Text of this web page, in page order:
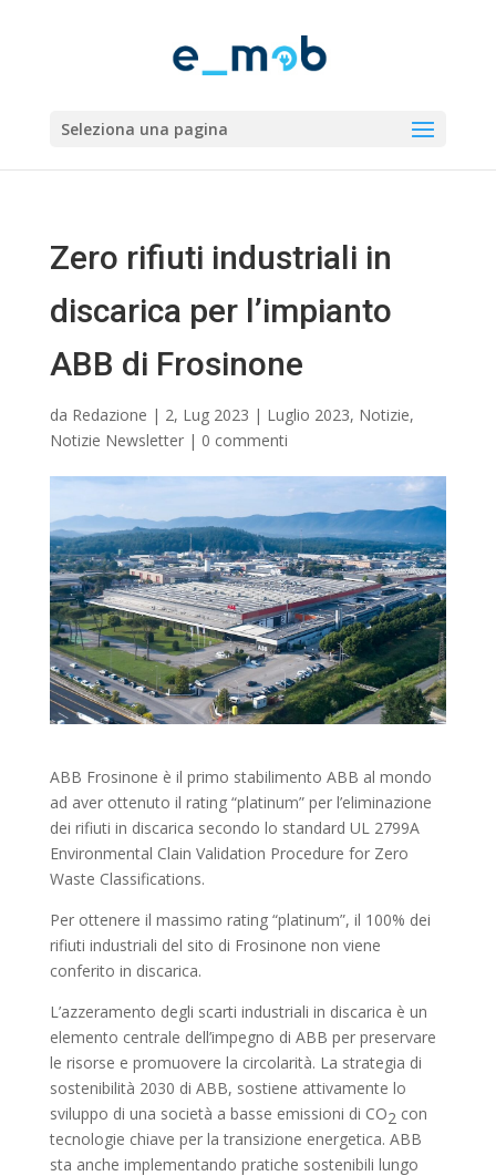
Seleziona una pagina
Zero rifiuti industriali in
discarica per l’impianto
ABB di Frosinone
da Redazione | 2, Lug 2023 | Luglio 2023, Notizie,
Notizie Newsletter| 0 commenti
ABB Frosinone è il primo stabilimento ABB al mondo
ad aver ottenuto il rating “platinum” per l’eliminazione
dei rifiuti in discarica secondo lo standard UL 2799A
Environmental Clain Validation Procedure for Zero
Waste Classifications.
Per ottenere il massimo rating “platinum”, il 100% dei
rifiuti industriali del sito di Frosinone non viene
conferito in discarica.
L’azzeramento degli scarti industriali in discarica è un
elemento centrale dell’impegno di ABB per preservare
le risorse e promuovere la circolarità. La strategia di
sostenibilità 2030 di ABB, sostiene attivamente lo
sviluppo di una società a basse emissioni di CO2 con
tecnologie chiave per la transizione energetica. ABB
sta anche implementando pratiche sostenibili lungo